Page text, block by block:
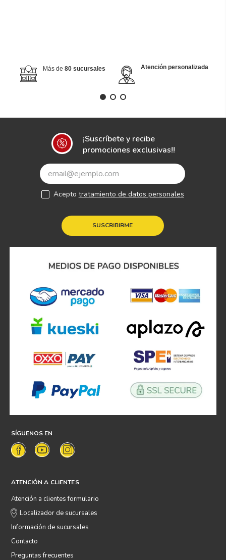
Más de 80 sucursales Atención personalizada
¡Suscríbete y recibe
promociones exclusivas!!
SUSCRIBIRME
Acepto tratamiento de datos personales
SÍGUENOS EN
ATENCIÓN A CLIENTES
Atención a clientes formulario
Localizador de sucursales
Información de sucursales
Contacto
Preguntas frecuentes